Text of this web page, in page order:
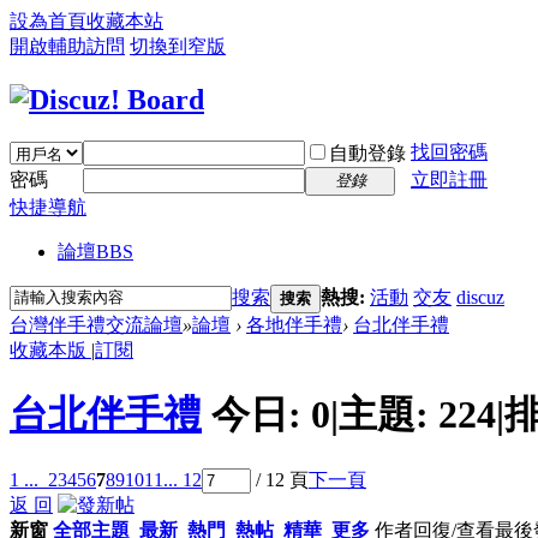
設為首頁收藏本站
開啟輔助訪問 切換到窄版
自動登錄 找回密碼
密碼
登錄
立即註冊
快捷導航
論壇BBS
搜索 搜索 熱搜: 活動 交友 discuz
台灣伴手禮交流論壇»論壇 › 各地伴手禮› 台北伴手禮
收藏本版 |訂閱
台北伴手禮 今日: 0|主題: 224|
1 ... 234567891011 ... 12 / 12 頁下一頁
返 回
新窗 全部主題 最新 熱門 熱帖 精華 更多 作者回復/查看最後